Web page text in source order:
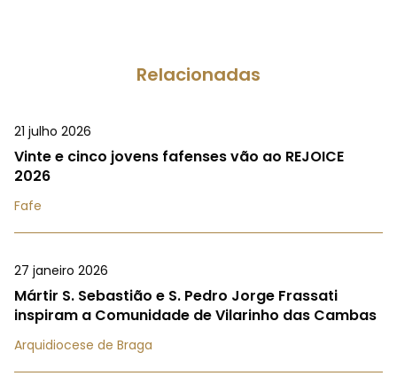
Relacionadas
21 julho 2026
Vinte e cinco jovens fafenses vão ao REJOICE
2026
Fafe
27 janeiro 2026
Mártir S. Sebastião e S. Pedro Jorge Frassati
inspiram a Comunidade de Vilarinho das Cambas
Arquidiocese de Braga